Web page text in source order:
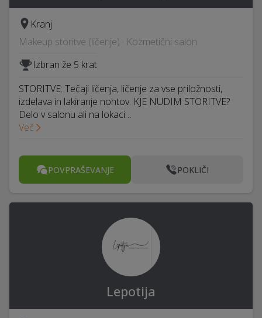
Kranj
Makeup storitve (ličenje) · Kozmetični salon
Izbran že 5 krat
STORITVE: Tečaji ličenja, ličenje za vse priložnosti,
izdelava in lakiranje nohtov. KJE NUDIM STORITVE?
Delo v salonu ali na lokaci…
Več
POVPRAŠEVANJE POKLIČI
Lepotija